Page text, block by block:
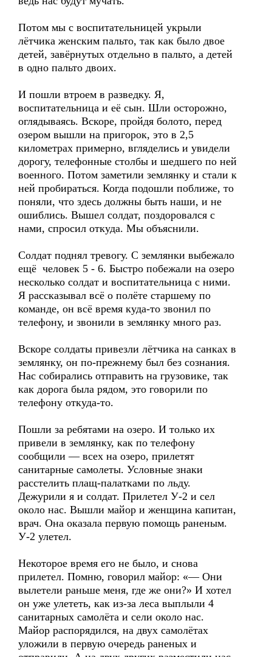
Потом мы с воспитательницей укрыли
лётчика женским пальто, так как было двое
детей, завёрнутых отдельно в пальто, а детей
в одно пальто двоих.
И пошли втроем в разведку. Я,
воспитательница и её сын. Шли осторожно,
оглядываясь. Вскоре, пройдя болото, перед
озером вышли на пригорок, это в 2,5
километрах примерно, вгляделись и увидели
дорогу, телефонные столбы и шедшего по ней
военного. Потом заметили землянку и стали к
ней пробираться. Когда подошли поближе, то
поняли, что здесь должны быть наши, и не
ошиблись. Вышел солдат, поздоровался с
нами, спросил откуда. Мы объяснили.
Солдат поднял тревогу. С землянки выбежало
ещё человек 5 - 6. Быстро побежали на озеро
несколько солдат и воспитательница с ними.
Я рассказывал всё о полёте старшему по
команде, он всё время куда-то звонил по
телефону, и звонили в землянку много раз.
Вскоре солдаты привезли лётчика на санках в
землянку, он по-прежнему был без сознания.
Нас собирались отправить на грузовике, так
как дорога была рядом, это говорили по
телефону откуда-то.
Пошли за ребятами на озеро. И только их
привели в землянку, как по телефону
сообщили — всех на озеро, прилетят
санитарные самолеты. Условные знаки
расстелить плащ-палатками по льду.
Дежурили я и солдат. Прилетел У-2 и сел
около нас. Вышли майор и женщина капитан,
врач. Она оказала первую помощь раненым.
У-2 улетел.
Некоторое время его не было, и снова
прилетел. Помню, говорил майор: «— Они
вылетели раньше меня, где же они?» И хотел
он уже улететь, как из-за леса выплыли 4
санитарных самолёта и сели около нас.
Майор распорядился, на двух самолётах
уложили в первую очередь раненых и